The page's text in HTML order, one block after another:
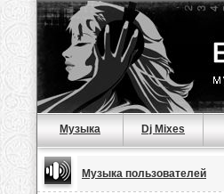
Музыка Dj Mixes
Музыка пользователей